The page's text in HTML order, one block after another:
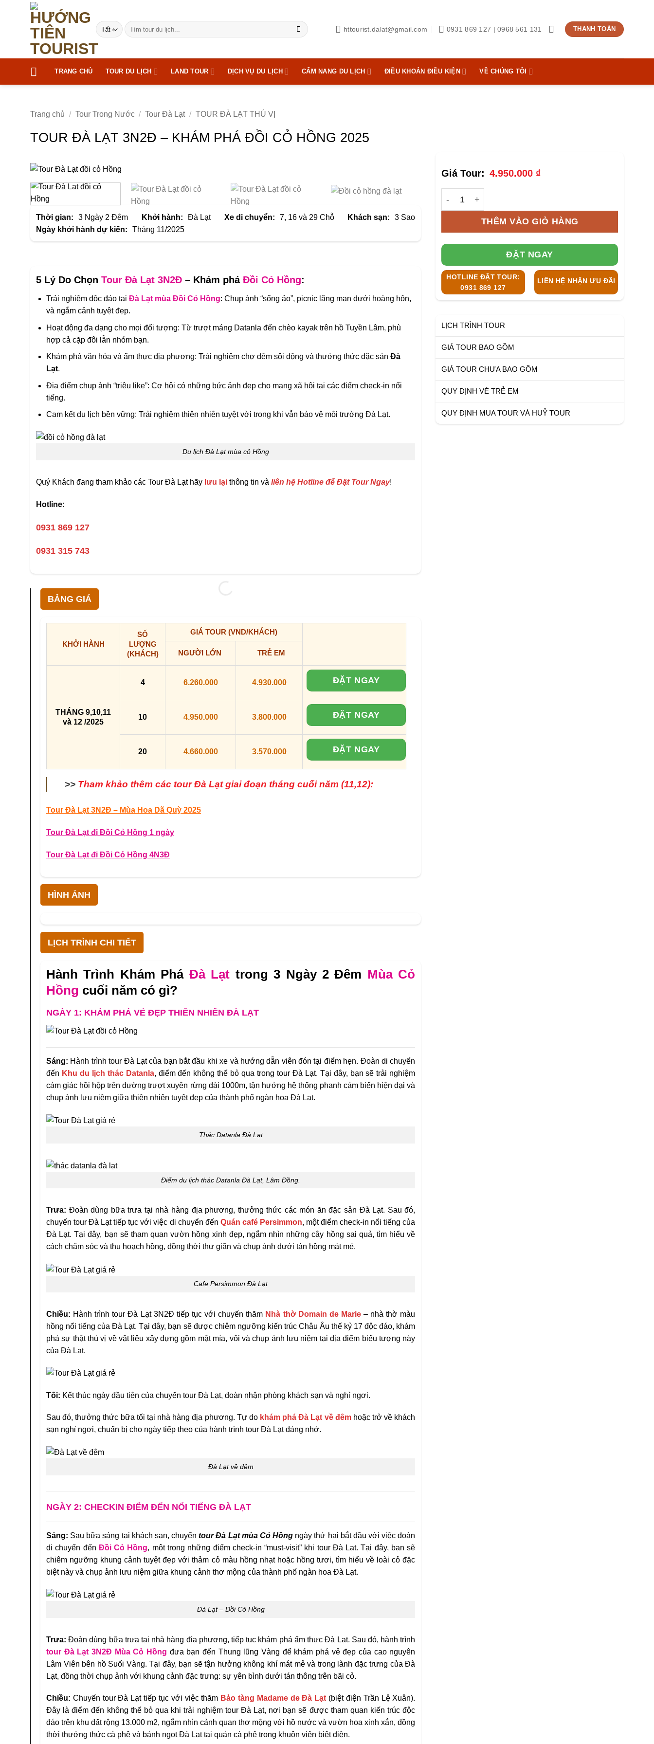
Tìm
kiếm:
httourist.dalat@gmail.com 0931 869 127 | 0968 561 131 THANH TOÁN
TRANG CHỦ TOUR DU LỊCH LAND TOUR DỊCH VỤ DU LỊCH CẨM NANG DU LỊCH ĐIỀU KHOẢN ĐIỀU KIỆN VỀ CHÚNG TÔI
Trang chủ / Tour Trong Nước / Tour Đà Lạt / TOUR ĐÀ LẠT THÚ VỊ
TOUR ĐÀ LẠT 3N2Đ – KHÁM PHÁ ĐỒI CỎ HỒNG 2025
Thời gian: 3 Ngày 2 Đêm Khởi hành: Đà Lạt Xe di chuyển: 7, 16 và 29 Chỗ Khách sạn:
3 Sao
Ngày khởi hành dự kiến:
Tháng 11/2025
5 Lý Do Chọn Tour Đà Lạt 3N2Đ – Khám phá Đồi Cỏ Hồng:
Trải nghiệm độc đáo tại Đà Lạt mùa Đồi Cỏ Hồng: Chụp ảnh “sống ảo”, picnic lãng mạn dưới hoàng hôn,
và ngắm cảnh tuyệt đẹp.
Hoạt động đa dạng cho mọi đối tượng: Từ trượt máng Datanla đến chèo kayak trên hồ Tuyền Lâm, phù
hợp cả cặp đôi lẫn nhóm bạn.
Khám phá văn hóa và ẩm thực địa phương: Trải nghiệm chợ đêm sôi động và thưởng thức đặc sản Đà
Lạt.
Địa điểm chụp ảnh “triệu like”: Cơ hội có những bức ảnh đẹp cho mạng xã hội tại các điểm check-in nổi
tiếng.
Cam kết du lịch bền vững: Trải nghiệm thiên nhiên tuyệt vời trong khi vẫn bảo vệ môi trường Đà Lạt.
Du lịch Đà Lạt mùa cỏ Hồng
Quý Khách đang tham khảo các Tour Đà Lạt hãy lưu lại thông tin và liên hệ Hotline để Đặt Tour Ngay!
Hotline:
0931 869 127
0931 315 743
BẢNG GIÁ
KHỞI HÀNH
SỐ
LƯỢNG
(KHÁCH)
GIÁ TOUR (VND/KHÁCH)
NGƯỜI LỚN TRẺ EM
THÁNG 9,10,11
và 12 /2025
4 6.260.000 4.930.000 ĐẶT NGAY
10 4.950.000 3.800.000 ĐẶT NGAY
20 4.660.000 3.570.000 ĐẶT NGAY
>> Tham khảo thêm các tour Đà Lạt giai đoạn tháng cuối năm (11,12):
Tour Đà Lạt 3N2Đ – Mùa Hoa Dã Quỳ 2025
Tour Đà Lạt đi Đồi Cỏ Hồng 1 ngày
Tour Đà Lạt đi Đồi Cỏ Hồng 4N3Đ
HÌNH ẢNH
LỊCH TRÌNH CHI TIẾT
Hành Trình Khám Phá Đà Lạt trong 3 Ngày 2 Đêm Mùa Cỏ
Hồng cuối năm có gì?
NGÀY 1: KHÁM PHÁ VẺ ĐẸP THIÊN NHIÊN ĐÀ LẠT
Sáng: Hành trình tour Đà Lạt của bạn bắt đầu khi xe và hướng dẫn viên đón tại điểm hẹn. Đoàn di chuyển
đến Khu du lịch thác Datanla, điểm đến không thể bỏ qua trong tour Đà Lạt. Tại đây, bạn sẽ trải nghiệm
cảm giác hồi hộp trên đường trượt xuyên rừng dài 1000m, tận hưởng hệ thống phanh cảm biến hiện đại và
chụp ảnh lưu niệm giữa thiên nhiên tuyệt đẹp của thành phố ngàn hoa Đà Lạt.
Thác Datanla Đà Lạt
Điểm du lịch thác Datanla Đà Lạt, Lâm Đồng.
Trưa: Đoàn dùng bữa trưa tại nhà hàng địa phương, thưởng thức các món ăn đặc sản Đà Lạt. Sau đó,
chuyến tour Đà Lạt tiếp tục với việc di chuyển đến Quán café Persimmon, một điểm check-in nổi tiếng của
Đà Lạt. Tại đây, bạn sẽ tham quan vườn hồng xinh đẹp, ngắm nhìn những cây hồng sai quả, tìm hiểu về
cách chăm sóc và thu hoạch hồng, đồng thời thư giãn và chụp ảnh dưới tán hồng mát mẻ.
Cafe Persimmon Đà Lạt
Chiều: Hành trình tour Đà Lạt 3N2Đ tiếp tục với chuyến thăm Nhà thờ Domain de Marie– nhà thờ màu
hồng nổi tiếng của Đà Lạt. Tại đây, bạn sẽ được chiêm ngưỡng kiến trúc Châu Âu thế kỷ 17 độc đáo, khám
phá sự thật thú vị về vật liệu xây dựng gồm mật mía, vôi và chụp ảnh lưu niệm tại địa điểm biểu tượng này
của Đà Lạt.
Tối: Kết thúc ngày đầu tiên của chuyến tour Đà Lạt, đoàn nhận phòng khách sạn và nghỉ ngơi.
Sau đó, thưởng thức bữa tối tại nhà hàng địa phương. Tự do khám phá Đà Lạt về đêmhoặc trở về khách
sạn nghỉ ngơi, chuẩn bị cho ngày tiếp theo của hành trình tour Đà Lạtđáng nhớ.
Đà Lạt về đêm
NGÀY 2: CHECKIN ĐIỂM ĐẾN NỔI TIẾNG ĐÀ LẠT
Sáng: Sau bữa sáng tại khách sạn, chuyếntour Đà Lạt mùa Cỏ Hồng ngày thứ hai bắt đầu với việc đoàn
di chuyển đến Đồi Cỏ Hồng, một trong những điểm check-in “must-visit” khi tour Đà Lạt. Tại đây, bạn sẽ
chiêm ngưỡng khung cảnh tuyệt đẹp với thảm cỏ màu hồng nhạt hoặc hồng tươi, tìm hiểu về loài cỏ đặc
biệt này và chụp ảnh lưu niệm giữa khung cảnh thơ mộng của thành phố ngàn hoa Đà Lạt.
Đà Lạt – Đồi Cỏ Hồng
Trưa: Đoàn dùng bữa trưa tại nhà hàng địa phương, tiếp tục khám phá ẩm thực Đà Lạt. Sau đó, hành trình
tour Đà Lạt 3N2Đ Mùa Cỏ Hồng đưa bạn đến Thung lũng Vàng để khám phá vẻ đẹp của cao nguyên
Lâm Viên bên hồ Suối Vàng. Tại đây, bạn sẽ tận hưởng không khí mát mẻ và trong lành đặc trưng của Đà
Lạt, đồng thời chụp ảnh với khung cảnh đặc trưng: sự yên bình dưới tán thông trên bãi cỏ.
Chiều: Chuyến tour Đà Lạt tiếp tục với việc thăm Bảo tàng Madame de Đà Lạt (biệt điện Trần Lệ Xuân).
Đây là điểm đến không thể bỏ qua khi trải nghiệm tour Đà Lạt, nơi bạn sẽ được tham quan kiến trúc độc
đáo trên khu đất rộng 13.000 m2, ngắm nhìn cảnh quan thơ mộng với hồ nước và vườn hoa xinh xắn, đồng
thời thưởng thức cà phê và bánh ngọt Đà Lạt tại quán cà phê trong khuôn viên biệt điện.
4.950.000 ₫
THÊM VÀO GIỎ HÀNG
ĐẶT NGAY
HOTLINE ĐẶT TOUR:
0931 869 127
LIÊN HỆ NHẬN ƯU ĐÃI
LỊCH TRÌNH TOUR
GIÁ TOUR BAO GỒM
GIÁ TOUR CHƯA BAO GỒM
QUY ĐỊNH VÉ TRẺ EM
QUY ĐỊNH MUA TOUR VÀ HUỶ TOUR